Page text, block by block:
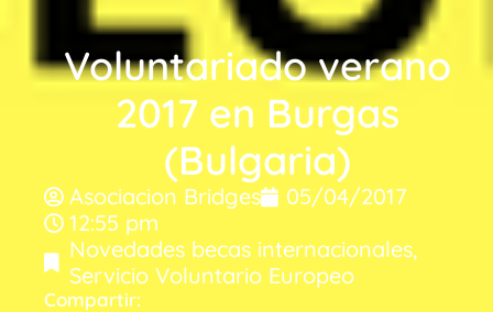
Voluntariado verano
2017 en Burgas
(Bulgaria)
Asociacion Bridges
05/04/2017
12:55 pm
Novedades becas internacionales,
Servicio Voluntario Europeo
Compartir: